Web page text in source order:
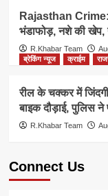
Rajasthan Crime:
भंडाफोड़, नशे की खेप,
R.Khabar Team
ब्रेकिंग न्यूज
क्राईम
रील के चक्कर में
बाइक दौड़ाई, पुलिस ने
R.Khabar Team
Connect Us